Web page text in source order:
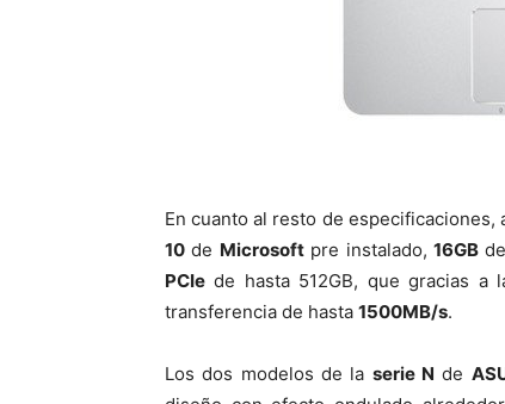
En cuanto al resto de
10 de Microsoftpre instalado, 16GB
PCIe de hasta 512GB, que gracias a
transferencia de hasta 1500MB/s.
Los dos modelos de la serie N de